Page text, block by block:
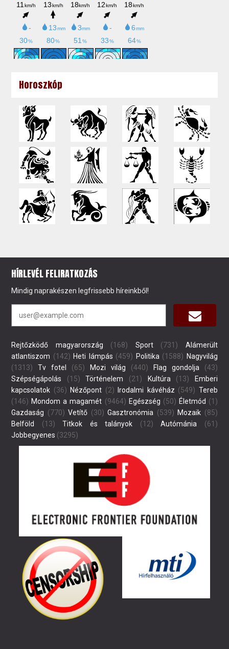
Horoszkóp
HÍRLEVÉL FELIRATKOZÁS
Mindig naprakészen legfrissebb híreinkből!
Rejtőzködő magyarország (168) Sport(731)
Alámerült
atlantiszom (142) Heti lámpás (459) Politika(1588) Nagyvilág
(1313)
Tv fotel (65) Mozi világ (440) Flag gondolja(43)
Szépségápolás (15) Történelem (21) Kultúra(13)
Emberi
kapcsolatok (36) Nézőpont (2) Irodalmi kávéház (549) Tereb
(146) Mondom a magamét (9464) Egészség (50) Életmód (1)
Gazdaság (770) Vetítő (30) Gasztronómia (539) Mozaik (85)
Belföld
(13) Titkok és talányok (12) Autómánia (61)
Jobbegyenes (3295)